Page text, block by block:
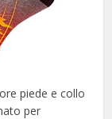
piede e collo
per